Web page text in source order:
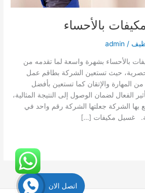
بالأحساء
/
admin
بالأحساء بشهرة واسعة لما تقدمه من
حيث تستعين الشركة بطاقم عمل
المهارة والإتقان كما تستعين بأفضل
الفعال لضمان الوصول إلى النتيجة المثالية،
بها الشركة جعلتها الشركة رقم واحد في
غسيل مكيفات […]
اتصل الان